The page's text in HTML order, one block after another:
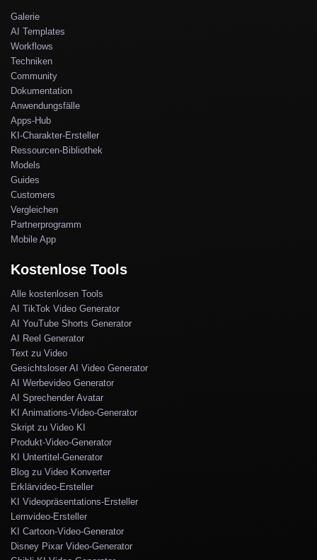
Galerie
AI Templates
Workflows
Techniken
Community
Dokumentation
Anwendungsfälle
Apps-Hub
KI-Charakter-Ersteller
Ressourcen-Bibliothek
Models
Guides
Customers
Vergleichen
Partnerprogramm
Mobile App
Kostenlose Tools
Alle kostenlosen Tools
AI TikTok Video Generator
AI YouTube Shorts Generator
AI Reel Generator
Text zu Video
Gesichtsloser AI Video Generator
AI Werbevideo Generator
AI Sprechender Avatar
KI Animations-Video-Generator
Skript zu Video KI
Produkt-Video-Generator
KI Untertitel-Generator
Blog zu Video Konverter
Erklärvideo-Ersteller
KI Videopräsentations-Ersteller
Lernvideo-Ersteller
KI Cartoon-Video-Generator
Disney Pixar Video-Generator